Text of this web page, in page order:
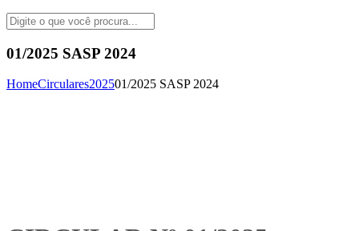
01/2025 SASP 2024
HomeCirculares202501/2025 SASP 2024